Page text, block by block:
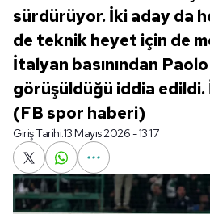
sürdürüyor. İki aday da
de teknik heyet için de
İtalyan basınından
görüşüldüğü iddia
(FB spor haberi)
Giriş Tarihi:13 Mayıs 2026 - 13:17